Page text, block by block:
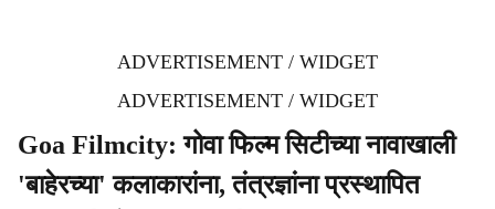
ADVERTISEMENT / WIDGET
ADVERTISEMENT / WIDGET
Goa Filmcity: गोवा फिल्म सिटीच्या नावाखाली
'बाहेरच्या' कलाकारांना, तंत्रज्ञांना प्रस्थापित